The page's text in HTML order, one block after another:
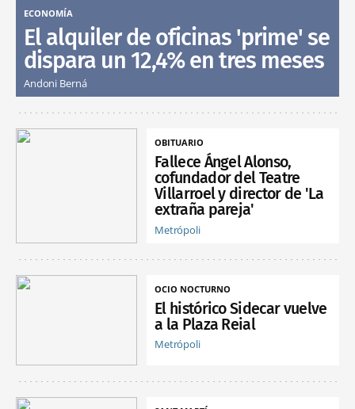
ECONOMÍA
El alquiler de oficinas 'prime' se
dispara un 12,4% en tres meses
Andoni Berná
OBITUARIO
Fallece Ángel Alonso,
cofundador del Teatre
Villarroel y director de 'La
extraña pareja'
Metrópoli
OCIO NOCTURNO
El histórico Sidecar vuelve
a la Plaza Reial
Metrópoli